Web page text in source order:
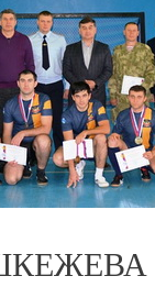
ШКЕЖЕВА